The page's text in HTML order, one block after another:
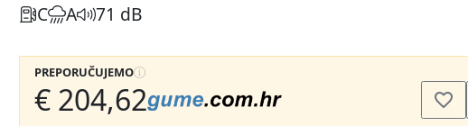
C A 71 dB
PREPORUČUJEMO
€ 204,62